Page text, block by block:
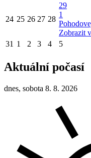
24 25 26 27 28
29
1
Zobrazit
31 1 2 3 4 5
Aktuální počasí
dnes, sobota 8. 8. 2026